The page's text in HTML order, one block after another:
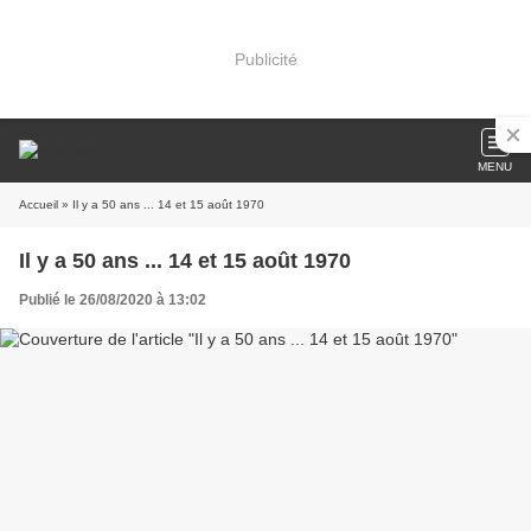
Publicité
MENU
Accueil » Il y a 50 ans ... 14 et 15 août 1970
Il y a 50 ans ... 14 et 15 août 1970
Publié le 26/08/2020 à 13:02